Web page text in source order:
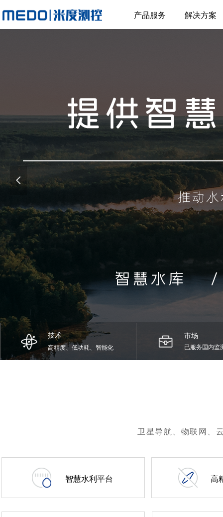
넳
产品服务 解决方案
技术
高精度、低功耗、智能化
市场
已服务国内
卫星导航、物联网、
智慧水利平台 高